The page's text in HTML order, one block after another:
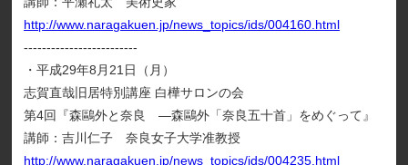
http://www.naragakuen.jp/news_topics/ids/004160.html
-------------------------
・平成29年8月21日（月）
志賀直哉旧居特別講座 白樺サロンの会
第4回『森鷗外と奈良 ―森鷗外「奈良五十首」をめぐって』
講師：吉川仁子 奈良女子大学准教授
http://www.naragakuen.jp/news_topics/ids/004235.html